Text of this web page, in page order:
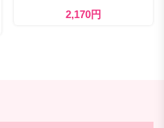
2,170円